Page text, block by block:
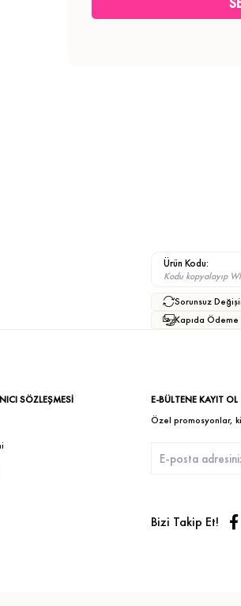
Ürün Kodu:
Kodu kopyalayıp
Sorunsuz
Kapıda Ödeme
SÖZLEŞMESİ
E-BÜLTENE KAYIT OL
Özel promosyonlar,
Bizi Takip Et!